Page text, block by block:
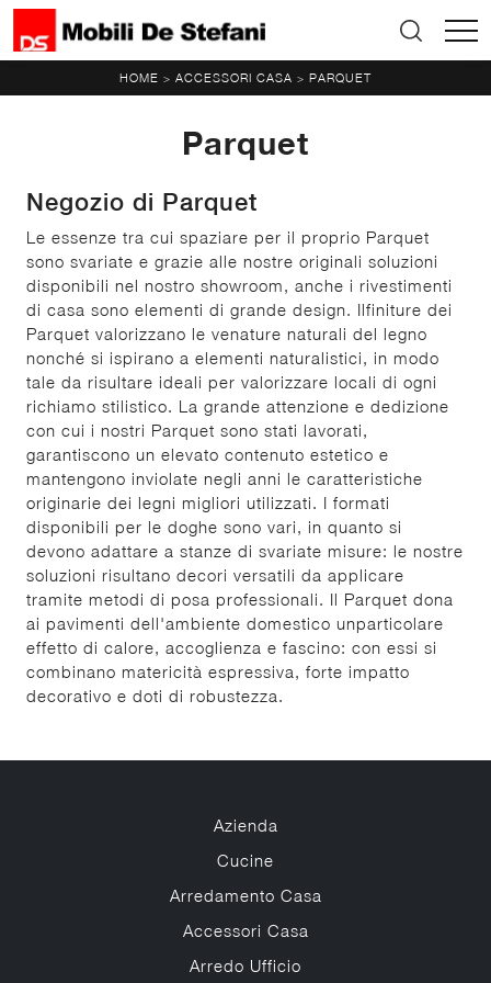
HOME > ACCESSORI CASA > PARQUET
Parquet
Negozio di Parquet
Le essenze tra cui spaziare per il proprio Parquet
sono svariate e grazie alle nostre originali soluzioni
disponibili nel nostro showroom, anche i rivestimenti
di casa sono elementi di grande design. Ilfiniture dei
Parquet valorizzano le venature naturali del legno
nonché si ispirano a elementi naturalistici, in modo
tale da risultare ideali per valorizzare locali di ogni
richiamo stilistico. La grande attenzione e dedizione
con cui i nostri Parquet sono stati lavorati,
garantiscono un elevato contenuto estetico e
mantengono inviolate negli anni le caratteristiche
originarie dei legni migliori utilizzati. I formati
disponibili per le doghe sono vari, in quanto si
devono adattare a stanze di svariate misure: le nostre
soluzioni risultano decori versatili da applicare
tramite metodi di posa professionali. Il Parquet dona
ai pavimenti dell'ambiente domestico unparticolare
effetto di calore, accoglienza e fascino: con essi si
combinano matericità espressiva, forte impatto
decorativo e doti di robustezza.
Azienda
Cucine
Arredamento Casa
Accessori Casa
Arredo Ufficio